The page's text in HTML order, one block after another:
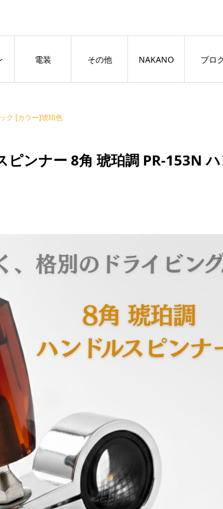
電装 その他 NAKANO ブロ
ク [カラー]琥珀色
ピンナー 8角 琥珀調 PR-153N